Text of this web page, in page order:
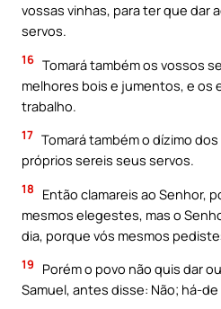
vossas vinhas, para ter que dar
servos.
16 Tomará também os vossos
melhores bois e jumentos, e os
trabalho.
17 Tomará também o dízimo
próprios sereis seus servos.
18
Então clamareis ao Senhor,
mesmos elegestes, mas o
dia, porque vós mesmos
19
Porém o povo não quis dar
Samuel, antes disse: Não; há-